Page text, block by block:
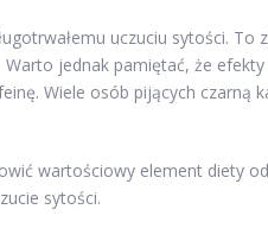
uczuciu sytości. To
. Warto jednak pamiętać, że
Wiele osób pijących czarną
wartościowy element diety
sytości.